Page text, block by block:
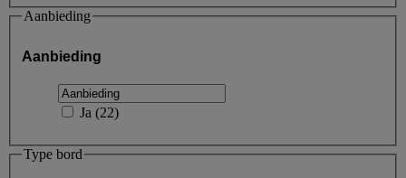
Aanbieding
Aanbieding
Ja (22)
Type bord